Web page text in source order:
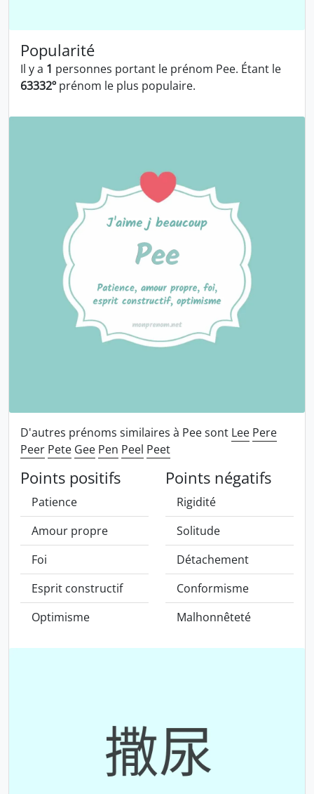
Popularité
Il y a 1 personnes portant le prénom Pee. Étant le
63332º prénom le plus populaire.
D'autres prénoms similaires à Pee sont Lee Pere
Peer Pete Gee Pen Peel Peet
Points positifs
Patience
Amour propre
Foi
Esprit constructif
Optimisme
Points négatifs
Rigidité
Solitude
Détachement
Conformisme
Malhonnêteté